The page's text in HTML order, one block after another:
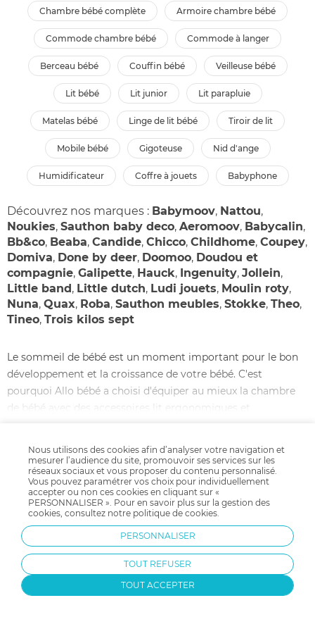
chambre bébé complète armoire chambre bébé
commode chambre bébé commode à langer
berceau bébé couffin bébé veilleuse bébé
lit bébé lit junior lit parapluie
matelas bébé linge de lit bébé tiroir de lit
mobile bébé gigoteuse nid d'ange
humidificateur coffre à jouets babyphone
Découvrez nos marques : Babymoov, Nattou,
Noukies, Sauthon baby deco, Aeromoov, Babycalin,
Bb&co, Beaba, Candide, Chicco, Childhome, Coupey,
Domiva, Done by deer, Doomoo, Doudou et
compagnie, Galipette, Hauck, Ingenuity, Jollein,
Little band, Little dutch, Ludi jouets, Moulin roty,
Nuna, Quax, Roba, Sauthon meubles, Stokke, Theo,
Tineo, Trois kilos sept
Le sommeil de bébé est un moment important pour le bon
développement et la croissance de votre bébé. C'est
pourquoi Allo bébé a choisi d'équiper au mieux la chambre
de bébé avec des accessoires lit ergonomiques et
bébé, ciel de lit…tous les accessoires de lit nécessaires à la
décoration du lit de bébé et à son confort se trouvent sur
Allobébé.
LIRE LA SUITE
Livraison gratuite
Payer en plusieurs fois
Dès 35 € d'achats
Nous utilisons des cookies afin d’analyser votre navigation et
mesurer l’audience du site, promouvoir ses services sur les
réseaux sociaux et vous proposer du contenu personnalisé.
Vous pouvez paramétrer vos choix pour individuellement
accepter ou non ces cookies en cliquant sur «
PERSONNALISER ». Pour en savoir plus sur la gestion des
cookies, consultez notre politique de cookies.
PERSONNALISER
TOUT REFUSER
TOUT ACCEPTER